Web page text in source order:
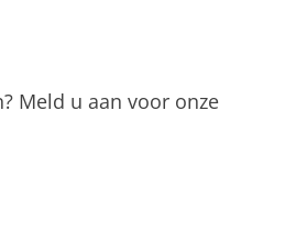
Meld u aan voor onze